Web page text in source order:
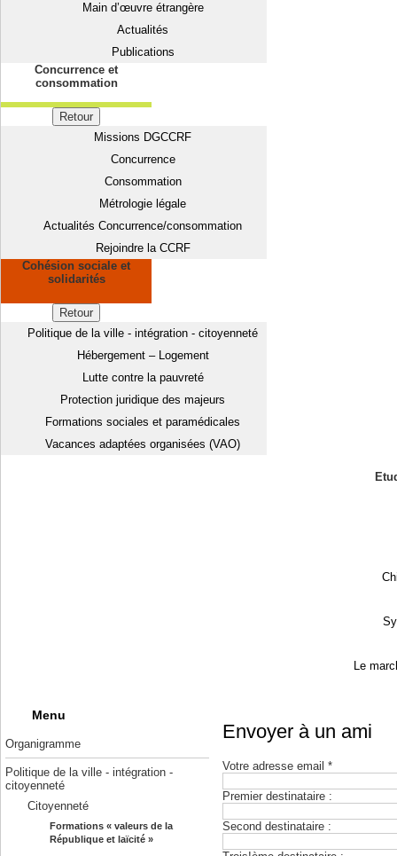
Main d’œuvre étrangère
Actualités
Publications
Concurrence et
consommation
Retour
Missions DGCCRF
Concurrence
Consommation
Métrologie légale
Actualités Concurrence/consommation
Rejoindre la CCRF
Cohésion sociale et
solidarités
Retour
Politique de la ville - intégration - citoyenneté
Hébergement – Logement
Lutte contre la pauvreté
Protection juridique des majeurs
Formations sociales et paramédicales
Vacances adaptées organisées (VAO)
Le
Menu
Organigramme
Politique de la ville - intégration -
citoyenneté
Citoyenneté
Formations « valeurs de la
République et laïcité »
Envoyer à un ami
Votre adresse email *
Premier destinataire :
Second destinataire :